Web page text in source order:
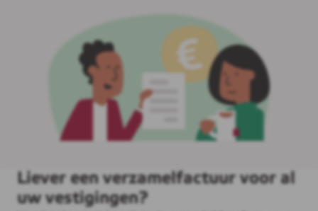
Liever een verzamelfactuur voor al
uw vestigingen?